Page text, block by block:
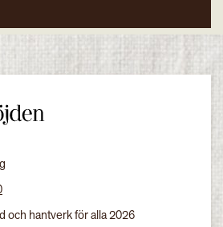
hantverk för alla 2026